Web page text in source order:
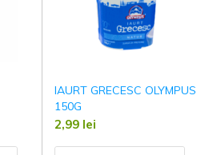
IAURT GRECESC OLYMPUS
150G
2,99 lei